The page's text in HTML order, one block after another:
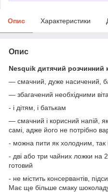
Опис Характеристики
Опис
Nesquik дитячий розчинний
— смачний, дуже насичений,
— збагачений необхідними
- і дітям, і батькам
— смачний і корисний напій,
самі, адже його не потрібно
- можна пити як холодним, так
- дві або три чайних ложки на
готовий
- не містить консервантів,
Має ще більше смаку